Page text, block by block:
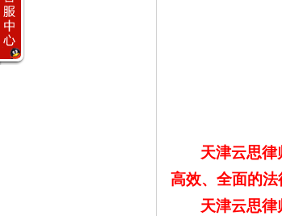
天津云思
高效、全面的法
天津云思